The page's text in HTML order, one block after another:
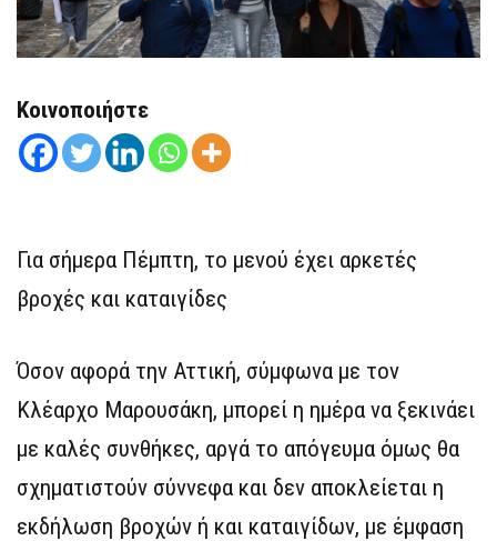
Κοινοποιήστε
Για σήμερα Πέμπτη, το μενού έχει αρκετές
βροχές και καταιγίδες
Όσον αφορά την Αττική, σύμφωνα με τον
Κλέαρχο Μαρουσάκη, μπορεί η ημέρα να ξεκινάει
με καλές συνθήκες, αργά το απόγευμα όμως θα
σχηματιστούν σύννεφα και δεν αποκλείεται η
εκδήλωση βροχών ή και καταιγίδων, με έμφαση